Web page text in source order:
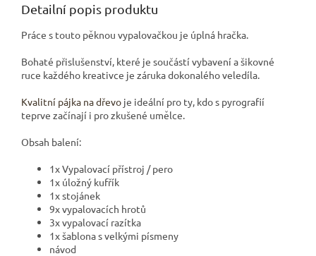
Detailní popis produktu
Práce s touto pěknou vypalovačkou je úplná hračka.
Bohaté přislušenství, které je součástí vybavení a šikovné
ruce každého kreativce je záruka dokonalého veledíla.
Kvalitní pájka na dřevo je ideální pro ty, kdo s pyrografií
teprve začínají i pro zkušené umělce.
Obsah balení:
1x Vypalovací přístroj / pero
1x úložný kufřík
1x stojánek
9x vypalovacích hrotů
3x vypalovací razítka
1x šablona s velkými písmeny
návod